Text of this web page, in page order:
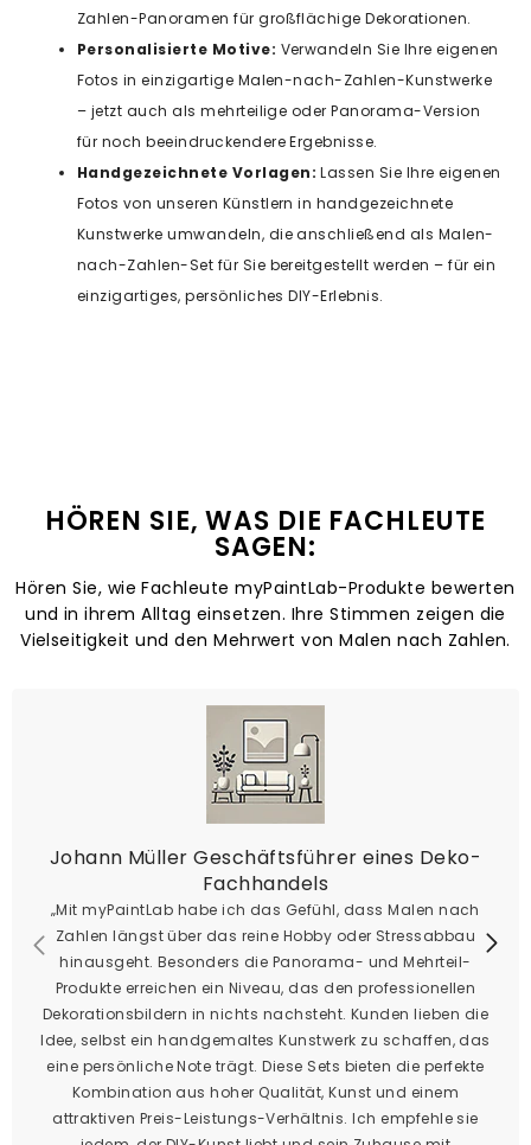
Zahlen-Panoramen für großflächige Dekorationen.
Personalisierte Motive: Verwandeln Sie Ihre eigenen
Fotos in einzigartige Malen-nach-Zahlen-Kunstwerke
– jetzt auch als mehrteilige oder Panorama-Version
für noch beeindruckendere Ergebnisse.
Handgezeichnete Vorlagen: Lassen Sie Ihre eigenen
Fotos von unseren Künstlern in handgezeichnete
Kunstwerke umwandeln, die anschließend als Malen-
nach-Zahlen-Set für Sie bereitgestellt werden – für ein
einzigartiges, persönliches DIY-Erlebnis.
HÖREN SIE, WAS DIE FACHLEUTE
SAGEN:
Hören Sie, wie Fachleute myPaintLab-Produkte bewerten
und in ihrem Alltag einsetzen. Ihre Stimmen zeigen die
Vielseitigkeit und den Mehrwert von Malen nach Zahlen.
Johann Müller Geschäftsführer eines Deko-
Fachhandels
„Mit myPaintLab habe ich das Gefühl, dass Malen nach
Zahlen längst über das reine Hobby oder Stressabbau
hinausgeht. Besonders die Panorama- und Mehrteil-
Produkte erreichen ein Niveau, das den professionellen
Dekorationsbildern in nichts nachsteht. Kunden lieben die
Idee, selbst ein handgemaltes Kunstwerk zu schaffen, das
eine persönliche Note trägt. Diese Sets bieten die perfekte
Kombination aus hoher Qualität, Kunst und einem
attraktiven Preis-Leistungs-Verhältnis. Ich empfehle sie